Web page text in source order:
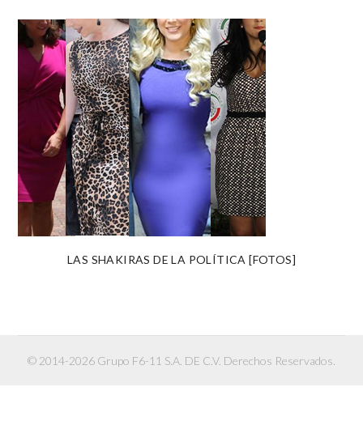
LAS SHAKIRAS DE LA POLÍTICA [FOTOS]
© 2014-2026 Grupo F6-11 S.A. DE C.V. Derechos Reservados.